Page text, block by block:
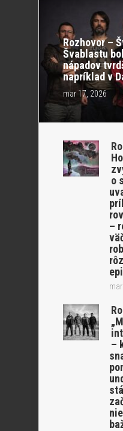
Rozhovor –
Švablastu
nápadov
napríklad v
mar 17, 2026
o
–
–